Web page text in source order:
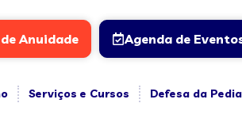
Anuidade Agenda de
Serviços e Cursos
Defesa da